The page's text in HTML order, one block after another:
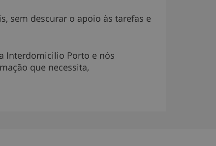
sem descurar o apoio às tarefas e
Interdomicilio Porto e nós
que necessita,